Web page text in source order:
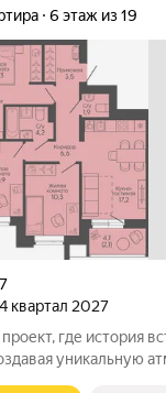
6 этаж из 19
квартал 2027
где история
уникальную